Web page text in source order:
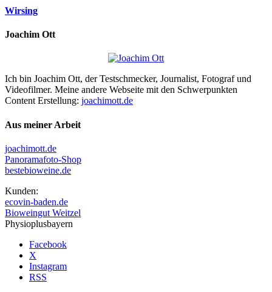
Wirsing
Joachim Ott
Ich bin Joachim Ott, der Testschmecker, Journalist, Fotograf und
Videofilmer. Meine andere Webseite mit den Schwerpunkten
Content Erstellung: joachimott.de
Aus meiner Arbeit
joachimott.de
Panoramafoto-Shop
bestebioweine.de
Kunden:
ecovin-baden.de
Bioweingut Weitzel
Physioplusbayern
Facebook
X
Instagram
RSS